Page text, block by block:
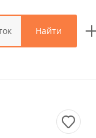
Найти